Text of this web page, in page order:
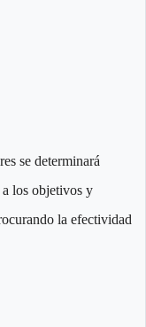
se determinará
los objetivos y
la efectividad